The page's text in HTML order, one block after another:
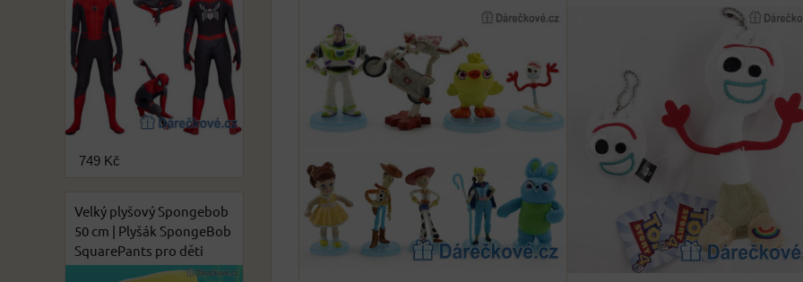
749 Kč
Velký plyšový Spongebob
50 cm | Plyšák SpongeBob
SquarePants pro děti